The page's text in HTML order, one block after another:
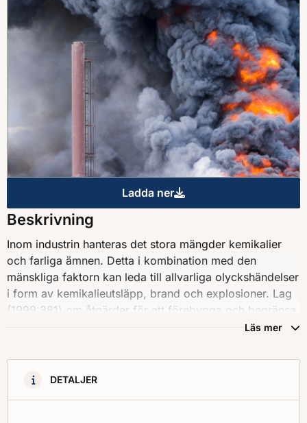
Ladda ner
Nödlägesplanering :
Beskrivning
Inom industrin hanteras det stora mängder kemikalier
och farliga ämnen. Detta i kombination med den
mänskliga faktorn kan leda till allvarliga olyckshändelser
i form av kemikalieutsläpp, brand och explosioner. Lag
(1999:381) om åtgärder för att förebygga och begränsa
följderna av allvarliga kemikalieolyckor (Sevesolagen)
lagen ska förebygga riskerna för allvarliga
kemikalieolyckor. Därutöver gäller att i de fall allvarliga
Läs mer
DETALJER